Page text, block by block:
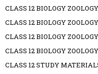
CLASS 12 BIOLOGY
CLASS 12 BIOLOGY
CLASS 12 BIOLOGY
CLASS 12 BIOLOGY
CLASS 12 STUDY